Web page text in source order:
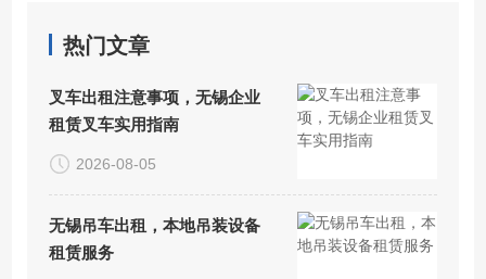
热门文章
叉车出租注意事项，无锡企业
租赁叉车实用指南
2026-08-05
无锡吊车出租，本地吊装设备
租赁服务